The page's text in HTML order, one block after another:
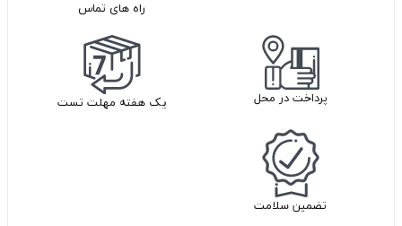
راه های تماس
پرداخت در محل یک هفته مهلت تست
تضمین سلامت